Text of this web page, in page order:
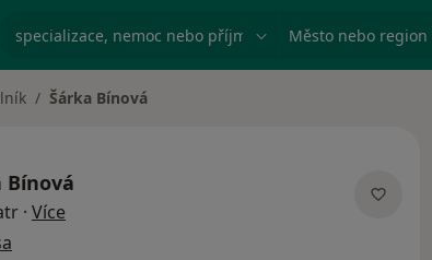
specializace, nemoc nebo příjmení Město nebo region
Šárka Bínová
Bínová
· Více